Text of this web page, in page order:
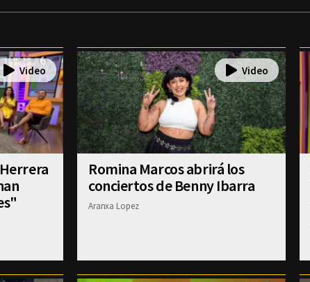
Romina Marcos abrirá los
conciertos de Benny Ibarra
Aranxa Lopez